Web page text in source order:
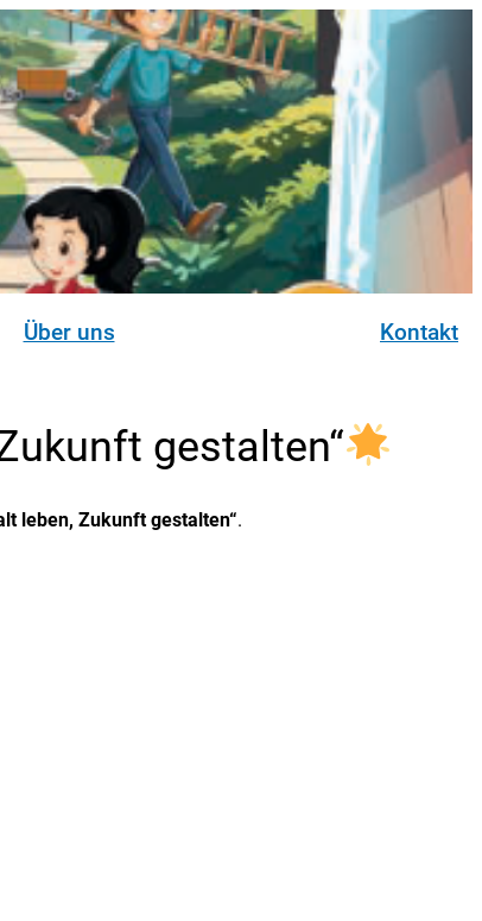
Über uns Kontakt
gestalten“
leben, Zukunft gestalten“.